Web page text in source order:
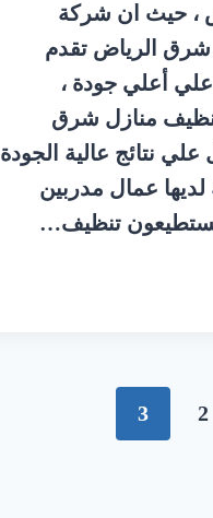
، حيث ان شركة
شرق الرياض تقدم
أعلي جودة ،
منازل شرق
نتائج عالية الجودة
عمال مدربين
يستطيعون تنظيف…
2
3